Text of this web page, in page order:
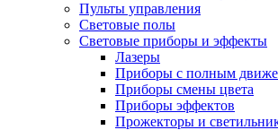
Пульты управления
Световые полы
Световые приборы и эффекты
Лазеры
Приборы с полным
Приборы смены цвета
Приборы эффектов
Прожекторы и